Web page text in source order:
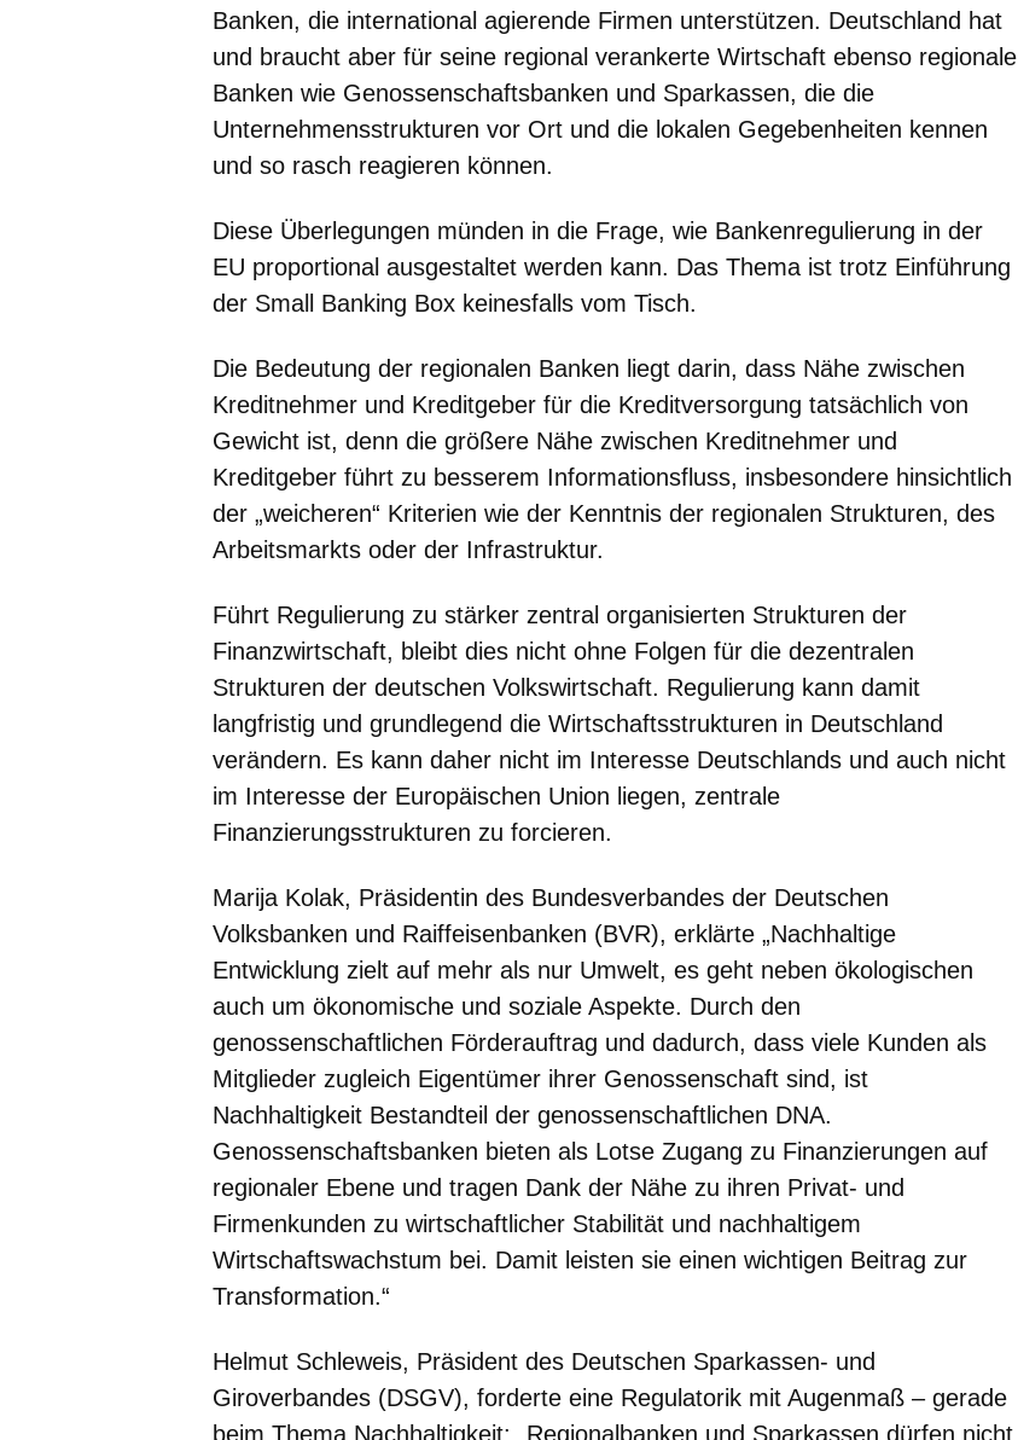
Banken, die international agierende Firmen unterstützen. Deutschland hat
und braucht aber für seine regional verankerte Wirtschaft ebenso regionale
Banken wie Genossenschaftsbanken und Sparkassen, die die
Unternehmensstrukturen vor Ort und die lokalen Gegebenheiten kennen
und so rasch reagieren können.
Diese Überlegungen münden in die Frage, wie Bankenregulierung in der
EU proportional ausgestaltet werden kann. Das Thema ist trotz Einführung
der Small Banking Box keinesfalls vom Tisch.
Die Bedeutung der regionalen Banken liegt darin, dass Nähe zwischen
Kreditnehmer und Kreditgeber für die Kreditversorgung tatsächlich von
Gewicht ist, denn die größere Nähe zwischen Kreditnehmer und
Kreditgeber führt zu besserem Informationsfluss, insbesondere hinsichtlich
der „weicheren“ Kriterien wie der Kenntnis der regionalen Strukturen, des
Arbeitsmarkts oder der Infrastruktur.
Führt Regulierung zu stärker zentral organisierten Strukturen der
Finanzwirtschaft, bleibt dies nicht ohne Folgen für die dezentralen
Strukturen der deutschen Volkswirtschaft. Regulierung kann damit
langfristig und grundlegend die Wirtschaftsstrukturen in Deutschland
verändern. Es kann daher nicht im Interesse Deutschlands und auch nicht
im Interesse der Europäischen Union liegen, zentrale
Finanzierungsstrukturen zu forcieren.
Marija Kolak, Präsidentin des Bundesverbandes der Deutschen
Volksbanken und Raiffeisenbanken (BVR), erklärte „Nachhaltige
Entwicklung zielt auf mehr als nur Umwelt, es geht neben ökologischen
auch um ökonomische und soziale Aspekte. Durch den
genossenschaftlichen Förderauftrag und dadurch, dass viele Kunden als
Mitglieder zugleich Eigentümer ihrer Genossenschaft sind, ist
Nachhaltigkeit Bestandteil der genossenschaftlichen DNA.
Genossenschaftsbanken bieten als Lotse Zugang zu Finanzierungen auf
regionaler Ebene und tragen Dank der Nähe zu ihren Privat- und
Firmenkunden zu wirtschaftlicher Stabilität und nachhaltigem
Wirtschaftswachstum bei. Damit leisten sie einen wichtigen Beitrag zur
Transformation.“
Helmut Schleweis, Präsident des Deutschen Sparkassen- und
Giroverbandes (DSGV), forderte eine Regulatorik mit Augenmaß – gerade
beim Thema Nachhaltigkeit: „Regionalbanken und Sparkassen dürfen nicht